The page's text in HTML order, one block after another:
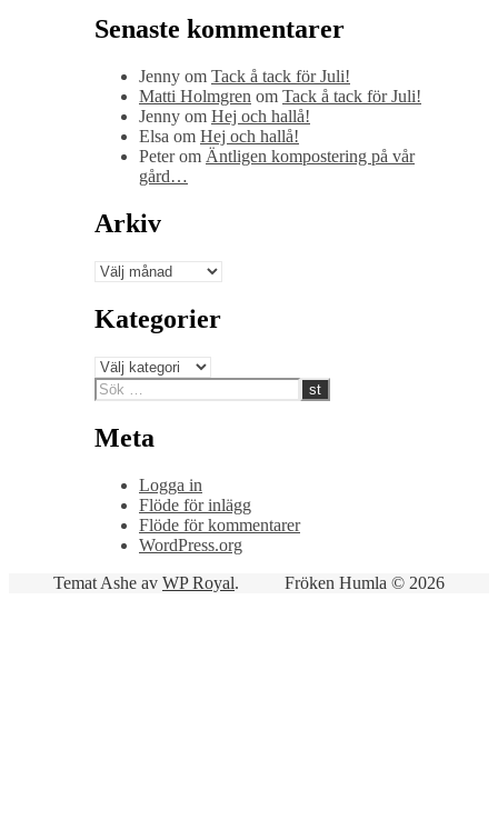
Senaste kommentarer
Jenny om Tack å tack för Juli!
Matti Holmgren om Tack å tack för Juli!
Jenny om Hej och hallå!
Elsa om Hej och hallå!
Peterom Äntligen kompostering på vår
gård…
Arkiv
Arkiv
Kategorier
Kategorier
Meta
Logga in
Flöde för inlägg
Flöde för kommentarer
WordPress.org
Fröken Humla © 2026
Temat Ashe av WP Royal.